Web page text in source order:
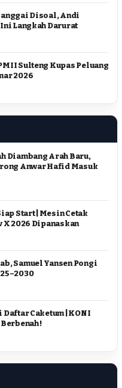
Disoal, Andi
Langkah Darurat
Sulteng Kupas Peluang
2026
Diambang Arah Baru,
Anwar Hafid Masuk
Start | Mesin Cetak
2026 Dipanaskan
Samuel Yansen Pongi
Daftar Caketum | KONI
!